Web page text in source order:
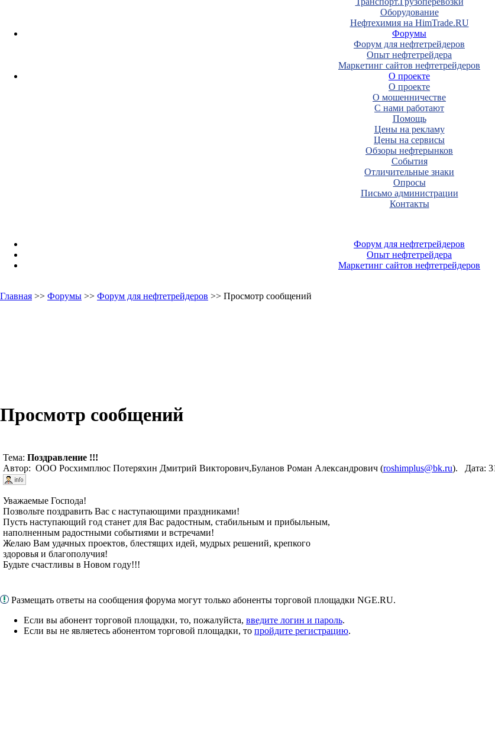
Оборудование
Нефтехимия на HimTrade.RU
Форумы
Форум для нефтетрейдеров
Опыт нефтетрейдера
Маркетинг сайтов нефтетрейдеров
О проекте
О проекте
О мошенничестве
С нами работают
Помощь
Цены на рекламу
Цены на сервисы
Обзоры нефтерынков
События
Отличительные знаки
Опросы
Письмо администрации
Контакты
Форум для нефтетрейдеров
Опыт нефтетрейдера
Маркетинг сайтов нефтетрейдеров
Главная >> Форумы >> Форум для нефтетрейдеров >> Просмотр сообщений
Просмотр сообщений
Тема: Поздравление !!!
Автор: ООО Росхимплюс Потеряхин Дмитрий Викторович,Буланов Роман Александрович (roshimplus@bk.ru). Дата:
Уважаемые Господа!
Позвольте поздравить Вас с наступающими праздниками!
Пусть наступающий год станет для Вас радостным, стабильным и прибыльным,
наполненным радостными событиями и встречами!
Желаю Вам удачных проектов, блестящих идей, мудрых решений, крепкого
здоровья и благополучия!
Будьте счастливы в Новом году!!!
Размещать ответы на сообщения форума могут только абоненты торговой площадки NGE.RU.
Если вы абонент торговой площадки, то, пожалуйста, введите логин и пароль.
Если вы не являетесь абонентом торговой площадки, то пройдите регистрацию.